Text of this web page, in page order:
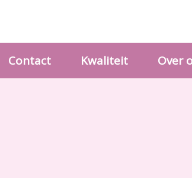
Contact Kwaliteit Over